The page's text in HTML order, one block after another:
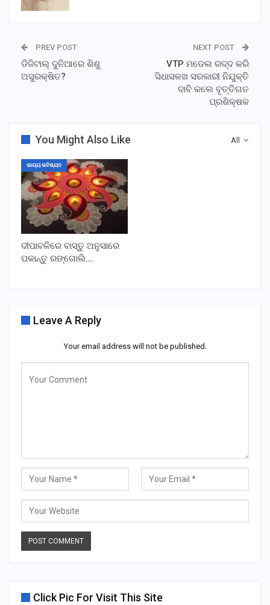
PREV POST
ଡିଜିଟାଲ୍ ଦୁନିଆରେ ଶିଶୁ
ଅସୁରକ୍ଷିତ?
NEXT POST
VTP ମଡେଲ ରଦ୍ଦ କରି
ସିଧାସଳଖ ସରକାରୀ ନିଯୁକ୍ତି
ଦାବି କଲେ ବୃତ୍ତିଗତ
ପ୍ରଶିକ୍ଷକ
All
You Might Also Like
ଭାଗ୍ୟ ଭବିଷ୍ୟତ
ଦୀପାବଳିରେ ବାସ୍ତୁ ଅନୁସାରେ
ପକାନ୍ତୁ ରଙ୍ଗୋଲି….
Leave A Reply
Your email address will not be published.
Click Pic For Visit This Site